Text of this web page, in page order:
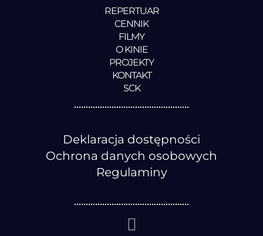
REPERTUAR
CENNIK
FILMY
O KINIE
PROJEKTY
KONTAKT
SCK
Deklaracja dostępności
Ochrona danych osobowych
Regulaminy